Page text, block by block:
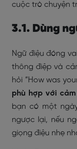
cuộc trò chuyện
3.1. Dùng
Ngữ điệu đóng
thông điệp và
hỏi “How was
phù hợp với
bạn có một
ngược lại, nếu
giọng điệu nhẹ